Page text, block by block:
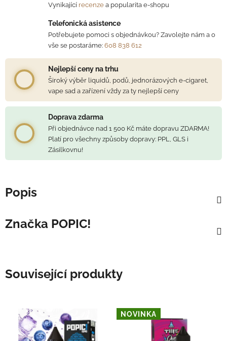
Vynikající recenze a popularita e-shopu
Telefonická asistence
Potřebujete pomoci s objednávkou? Zavolejte nám a o
vše se postaráme: 608 838 612
Nejlepší ceny na trhu
Široký výběr liquidů, podů, jednorázových e-cigaret,
vape sad a zařízení vždy za ty nejlepší ceny
Doprava zdarma
Při objednávce nad 1 500 Kč máte dopravu ZDARMA!
Platí pro všechny způsoby dopravy: PPL, GLS i
Zásilkovnu!
Popis
Značka POPIC!
Související produkty
NOVINKA